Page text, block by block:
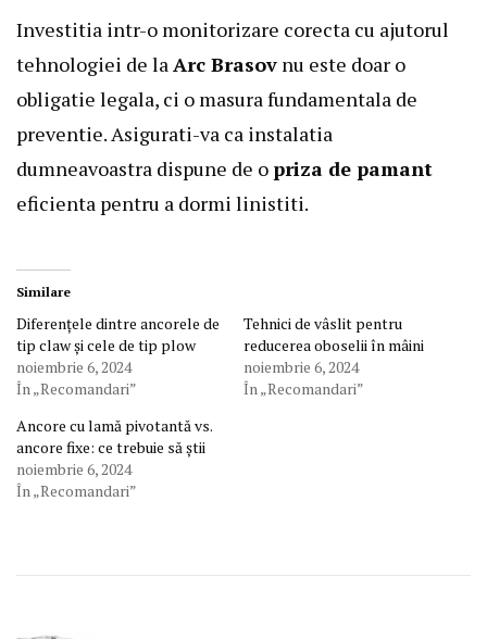
Investitia intr-o monitorizare corecta cu ajutorul
tehnologiei de laArc Brasov nu este doar o
obligatie legala, ci o masura fundamentala de
preventie. Asigurati-va ca instalatia
dumneavoastra dispune de opriza de pamant
eficienta pentru a dormi linistiti.
Similare
Diferențele dintre ancorele de
tip claw și cele de tip plow
noiembrie 6, 2024
În „Recomandari”
Tehnici de vâslit pentru
reducerea oboselii în mâini
noiembrie 6, 2024
În „Recomandari”
Ancore cu lamă pivotantă vs.
ancore fixe: ce trebuie să știi
noiembrie 6, 2024
În „Recomandari”